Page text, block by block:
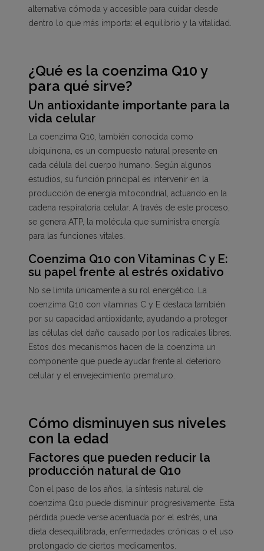
Otras vitaminas para antienvejecimiento
Una herramienta para cuidar la energía celular con
alternativa cómoda y accesible para cuidar desde
dentro lo que más importa: el equilibrio y la vitalidad.
¿Qué es la coenzima Q10 y
para qué sirve?
Un antioxidante importante para la
vida celular
La coenzima Q10, también conocida como
ubiquinona, es un compuesto natural presente en
cada célula del cuerpo humano. Según algunos
estudios, su función principal es intervenir en la
producción de energía mitocondrial, actuando en la
cadena respiratoria celular. A través de este proceso,
se genera ATP, la molécula que suministra energía
para las funciones vitales.
Coenzima Q10 con Vitaminas C y E:
su papel frente al estrés oxidativo
No se limita únicamente a su rol energético. La
coenzima Q10 con vitaminas C y E destaca también
por su capacidad antioxidante, ayudando a proteger
las células del daño causado por los radicales libres.
Estos dos mecanismos hacen de la coenzima un
componente que puede ayudar frente al deterioro
celular y el envejecimiento prematuro.
Cómo disminuyen sus niveles
con la edad
Factores que pueden reducir la
producción natural de Q10
Con el paso de los años, la síntesis natural de
coenzima Q10 puede disminuir progresivamente. Esta
pérdida puede verse acentuada por el estrés, una
dieta desequilibrada, enfermedades crónicas o el uso
prolongado de ciertos medicamentos.